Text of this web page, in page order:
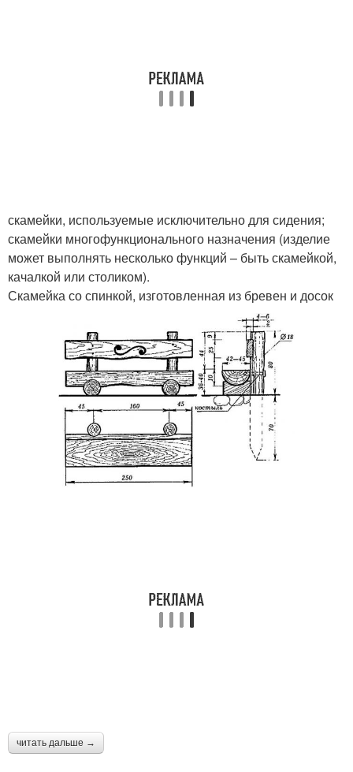
скамейки, используемые исключительно для сидения;
скамейки многофункционального назначения (изделие
может выполнять несколько функций – быть скамейкой,
качалкой или столиком).
Скамейка со спинкой, изготовленная из бревен и досок
читать дальше →